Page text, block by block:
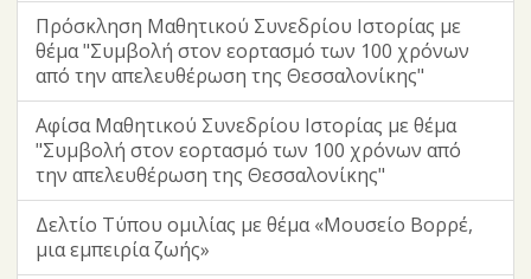
Πρόσκληση Μαθητικού Συνεδρίου Ιστορίας με
θέμα "Συμβολή στον εορτασμό των 100 χρόνων
από την απελευθέρωση της Θεσσαλονίκης"
Αφίσα Μαθητικού Συνεδρίου Ιστορίας με θέμα
"Συμβολή στον εορτασμό των 100 χρόνων από
την απελευθέρωση της Θεσσαλονίκης"
Δελτίο Τύπου ομιλίας με θέμα «Μουσείο Βορρέ,
μια εμπειρία ζωής»